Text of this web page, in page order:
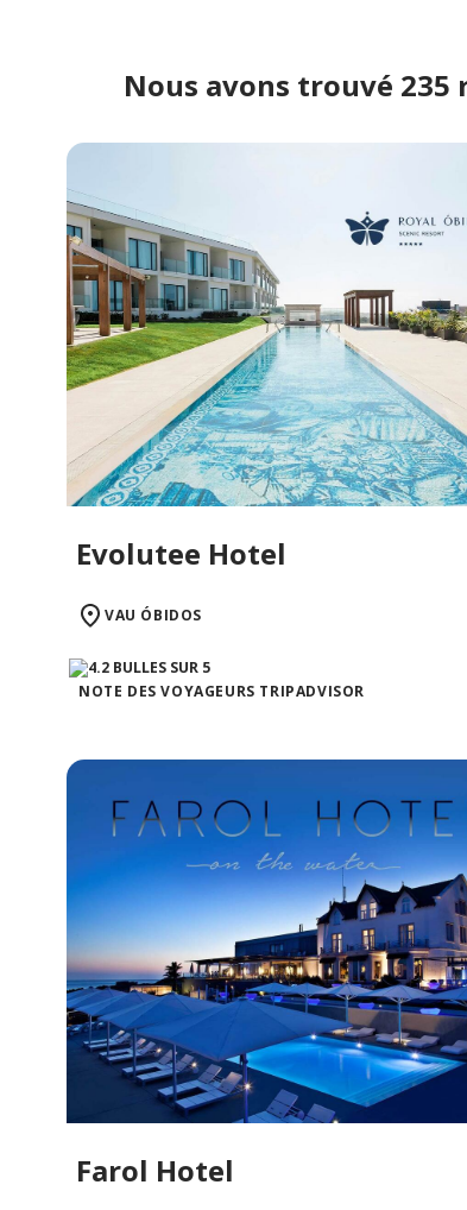
Nous avons trouvé 235
Evolutee Hotel
VAU ÓBIDOS
NOTE DES VOYAGEURS TRIPADVISOR
Farol Hotel